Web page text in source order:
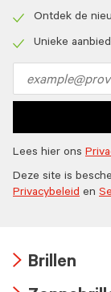
icon
icon
Ontdek de
Unieke
address
Lees hier ons
Deze site is
Privacybeleid en
Brillen